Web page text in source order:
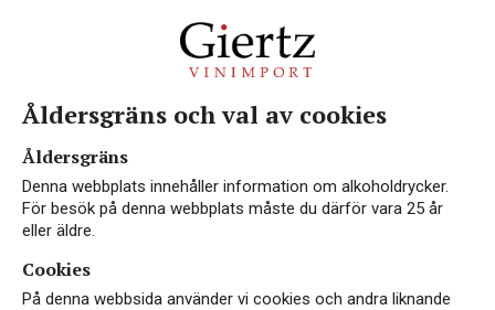
Rhône
Åldersgräns och val av cookies
Åldersgräns
Denna webbplats innehåller information om alkoholdrycker.
För besök på denna webbplats måste du därför vara 25 år
eller äldre.
Cookies
På denna webbsida använder vi cookies och andra liknande